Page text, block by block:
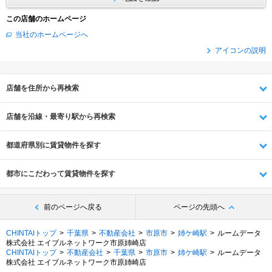
この店舗のホームページ
当社のホームページへ
アイコンの説明
店舗を住所から再検索
店舗を沿線・最寄り駅から再検索
都道府県別に賃貸物件を探す
都市にこだわって賃貸物件を探す
前のページへ戻る ページの先頭へ
CHINTAIトップ 千葉県 不動産会社 市原市 姉ケ崎駅
ルームデータ
株式会社 エイブルネットワーク市原姉崎店
CHINTAIトップ
不動産会社 千葉県 市原市 姉ケ崎駅
ルームデータ
株式会社 エイブルネットワーク市原姉崎店